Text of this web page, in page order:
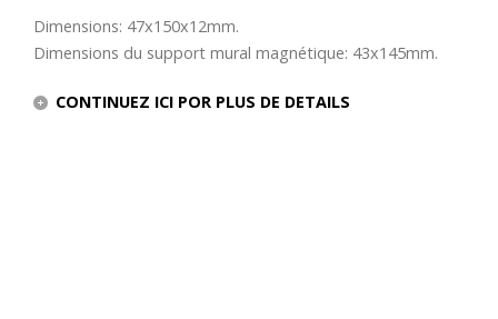
Dimensions: 47x150x12mm.
Dimensions du support mural magnétique: 43x145mm.
CONTINUEZ ICI POR PLUS DE DETAILS